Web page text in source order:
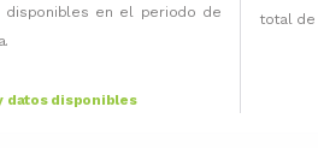
disponibles en el periodo de
datos disponibles
total de